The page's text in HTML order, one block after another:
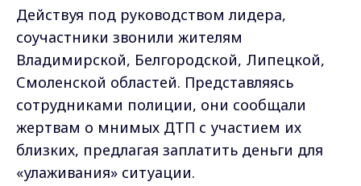
Действуя под руководством лидера,
соучастники звонили жителям
Владимирской, Белгородской, Липецкой,
Смоленской областей. Представляясь
сотрудниками полиции, они сообщали
жертвам о мнимых ДТП с участием их
близких, предлагая заплатить деньги для
«улаживания» ситуации.